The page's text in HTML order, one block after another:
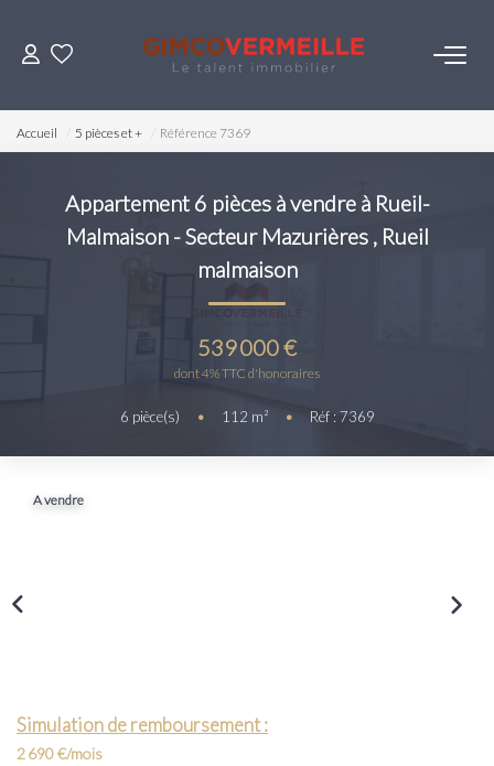
ACHETER
LOUER
ESTIMER
NOS SERVICES
Gestion
Accueil 5 pièces et + Référence 7369
Appartement 6 pièces à vendre à Rueil-
Malmaison - Secteur Mazurières , Rueil
malmaison
539 000 €
dont 4% TTC d'honoraires
6 pièce(s) • 112 m² • Réf : 7369
A vendre
Simulation de remboursement :
2 690 €/mois